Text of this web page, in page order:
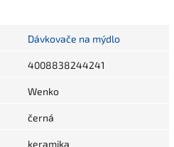
Dávkovače na mýdlo
4008838244241
Wenko
černá
keramika